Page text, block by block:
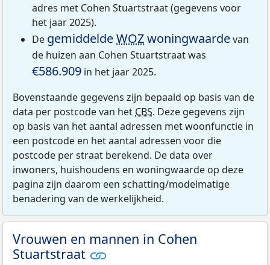
adres met Cohen Stuartstraat (gegevens voor
het jaar 2025).
De gemiddeldeWOZwoningwaardevan
de huizen aan Cohen Stuartstraat was
€586.909 in het jaar 2025.
Bovenstaande gegevens zijn bepaald op basis van de
data per postcode van het CBS. Deze gegevens zijn
op basis van het aantal adressen met woonfunctie in
een postcode en het aantal adressen voor die
postcode per straat berekend. De data over
inwoners, huishoudens en woningwaarde op deze
pagina zijn daarom een schatting/modelmatige
benadering van de werkelijkheid.
Vrouwen en mannen in Cohen
Stuartstraat